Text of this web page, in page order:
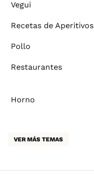
Vegui
Recetas de Aperitivos
Pollo
Restaurantes
Horno
VER MÁS TEMAS